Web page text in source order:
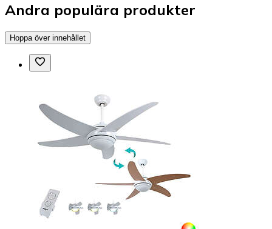
Andra populära produkter
Hoppa över innehållet